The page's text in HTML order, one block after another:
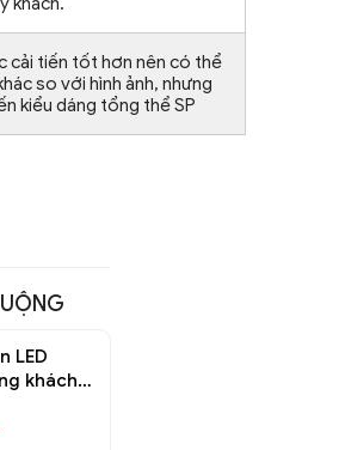
cải tiến tốt hơn nên có thể
so với hình ảnh, nhưng
kiểu dáng tổng thể SP
LED
khách